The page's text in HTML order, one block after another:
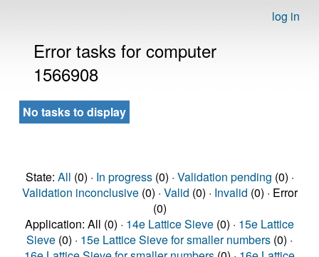
log in
Error tasks for computer
1566908
No tasks to display
State: All (0) · In progress(0) · Validation pending (0) ·
Validation inconclusive(0) · Valid (0) · Invalid (0) · Error
(0)
Application: All (0) · 14e Lattice Sieve (0) · 15e Lattice
Sieve (0) · 15e Lattice Sieve for smaller numbers (0) ·